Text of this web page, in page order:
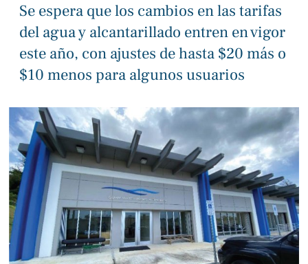
Se espera que los cambios en las tarifas
del agua y alcantarillado entren en vigor
este año, con ajustes de hasta $20 más o
$10 menos para algunos usuarios